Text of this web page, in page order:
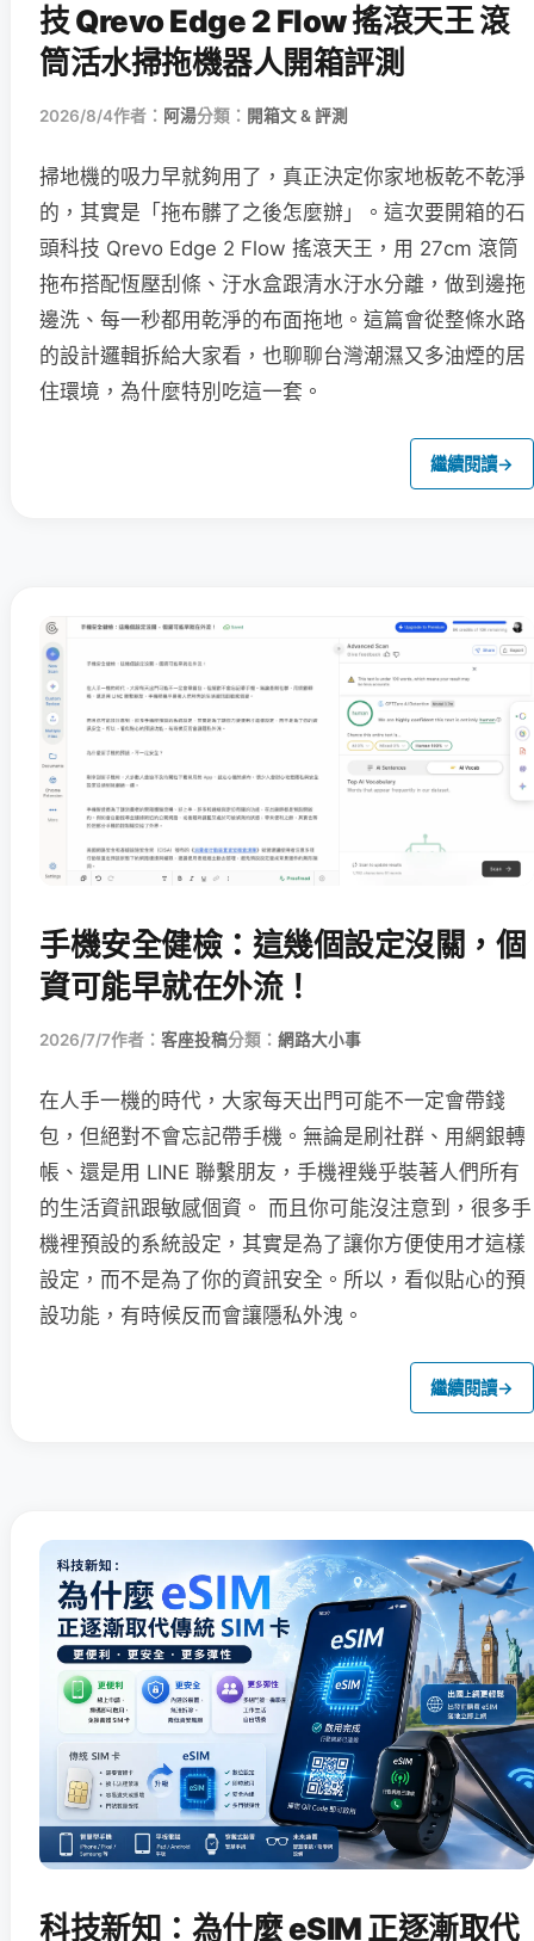
技 Qrevo Edge 2 Flow 搖滾天王 滾
筒活水掃拖機器人開箱評測
2026/8/4作者： 阿湯分類： 開箱文 & 評測
掃地機的吸力早就夠用了，真正決定你家地板乾不乾淨
的，其實是「拖布髒了之後怎麼辦」。這次要開箱的石
頭科技 Qrevo Edge 2 Flow 搖滾天王，用 27cm 滾筒
拖布搭配恆壓刮條、汙水盒跟清水汙水分離，做到邊拖
邊洗、每一秒都用乾淨的布面拖地。這篇會從整條水路
的設計邏輯拆給大家看，也聊聊台灣潮濕又多油煙的居
住環境，為什麼特別吃這一套。
繼續閱讀→
手機安全健檢：這幾個設定沒關，個
資可能早就在外流！
2026/7/7作者： 客座投稿分類： 網路大小事
在人手一機的時代，大家每天出門可能不一定會帶錢
包，但絕對不會忘記帶手機。無論是刷社群、用網銀轉
帳、還是用 LINE 聯繫朋友，手機裡幾乎裝著人們所有
的生活資訊跟敏感個資。 而且你可能沒注意到，很多手
機裡預設的系統設定，其實是為了讓你方便使用才這樣
設定，而不是為了你的資訊安全。所以，看似貼心的預
設功能，有時候反而會讓隱私外洩。
繼續閱讀→
科技新知：為什麼 eSIM 正逐漸取代